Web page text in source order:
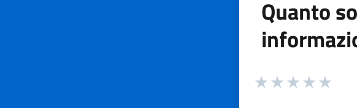
Quanto
Valuta da 1 a 5 stelle la pagina